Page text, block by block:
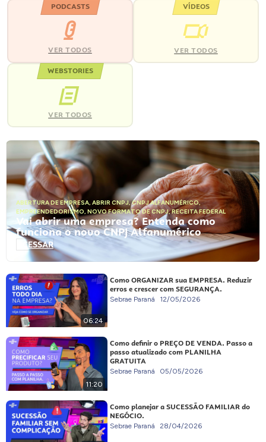
PODCASTS
VER TODOS
VÍDEOS
VER TODOS
WEBSTORIES
VER TODOS
ABERTURA DE EMPRESA, ABRIR CNPJ,CNPJ ALFANUMÉRICO,
EMPREENDEDORISMO, NOVO FORMATO DE CNPJ,RECEITA FEDERAL
Vai abrir uma empresa? Entenda como
funciona o novo CNPJ Alfanumérico
ACESSAR
06:24
Como ORGANIZAR sua EMPRESA. Reduzir
erros e crescer com SEGURANÇA.
Sebrae Paraná 12/05/2026
11:20
Como definir o PREÇO DE VENDA. Passo a
passo atualizado com PLANILHA
GRATUITA
Sebrae Paraná 05/05/2026
Como planejar a SUCESSÃO FAMILIAR do
NEGÓCIO.
Sebrae Paraná 28/04/2026